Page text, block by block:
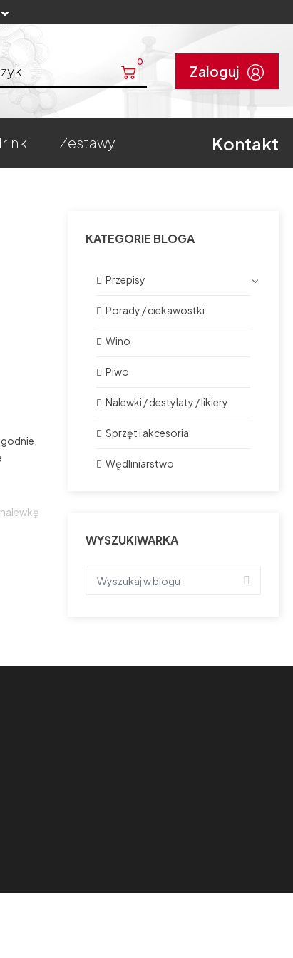
0
Zaloguj
zestawy Kontakt
KATEGORIE BLOGA
Przepisy
Porady / ciekawostki
Wino
Piwo
Nalewki / destylaty / likiery
Sprzęt i akcesoria
Wędliniarstwo
WYSZUKIWARKA